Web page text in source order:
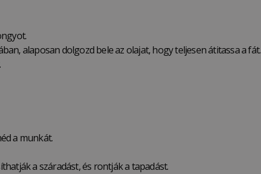
alaposan dolgozd bele az olajat, hogy teljesen átitassa a fát.
a munkát.
a száradást, és rontják a tapadást.